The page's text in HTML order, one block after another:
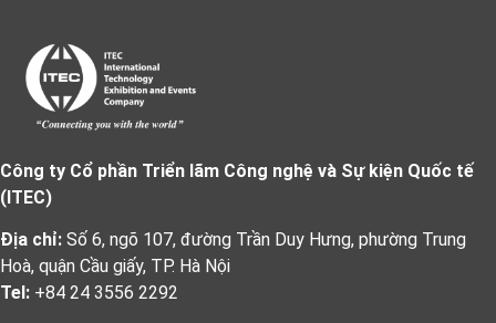
Công ty Cổ phần Triển lãm Công nghệ và Sự kiện Quốc tế
(ITEC)
Địa chỉ: Số 6, ngõ 107, đường Trần Duy Hưng, phường Trung
Hoà, quận Cầu giấy, TP. Hà Nội
Tel: +84 24 3556 2292